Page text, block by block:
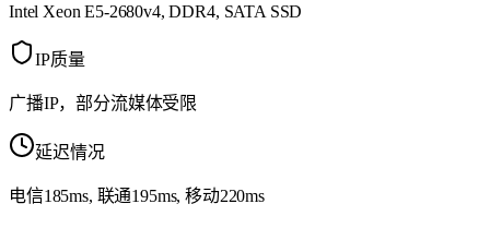
Intel Xeon E5-2680v4, DDR4, SATA SSD
IP质量
广播IP，部分流媒体受限
延迟情况
电信185ms, 联通195ms, 移动220ms